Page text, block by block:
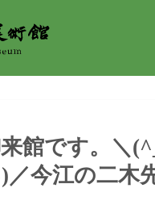
館です。＼
／今江の二木